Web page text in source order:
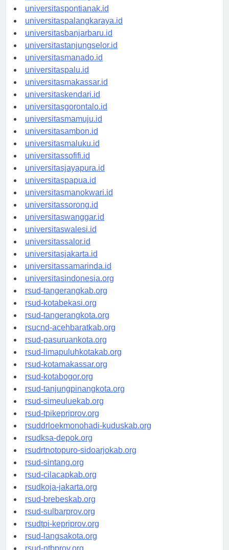
universitaskupang.id
universitaspontianak.id
universitaspalangkaraya.id
universitasbanjarbaru.id
universitastanjungselor.id
universitasmanado.id
universitaspalu.id
universitasmakassar.id
universitaskendari.id
universitasgorontalo.id
universitasmamuju.id
universitasambon.id
universitasmaluku.id
universitassofifi.id
universitasjayapura.id
universitaspapua.id
universitasmanokwari.id
universitassorong.id
universitaswanggar.id
universitaswalesi.id
universitassalor.id
universitasjakarta.id
universitassamarinda.id
universitasindonesia.org
rsud-tangerangkab.org
rsud-kotabekasi.org
rsud-tangerangkota.org
rsucnd-acehbaratkab.org
rsud-pasuruankota.org
rsud-limapuluhkotakab.org
rsud-kotamakassar.org
rsud-kotabogor.org
rsud-tanjungpinangkota.org
rsud-simeuluekab.org
rsud-tpikepriprov.org
rsuddrloekmonohadi-kuduskab.org
rsudksa-depok.org
rsudrtnotopuro-sidoarjokab.org
rsud-sintang.org
rsud-cilacapkab.org
rsudkoja-jakarta.org
rsud-brebeskab.org
rsud-sulbarprov.org
rsudtpi-kepriprov.org
rsud-langsakota.org